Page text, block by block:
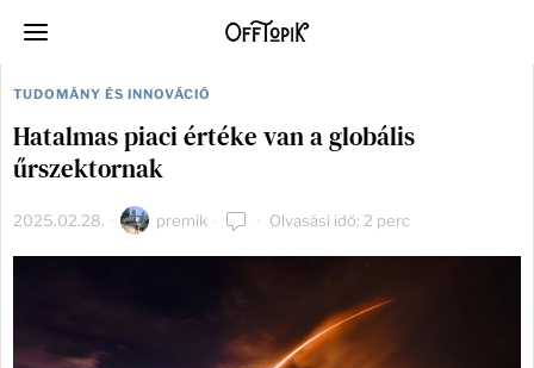
TUDOMÁNY ÉS INNOVÁCIÓ
Hatalmas piaci értéke van a globális
űrszektornak
2025.02.28. premik Olvasási idő: 2 perc